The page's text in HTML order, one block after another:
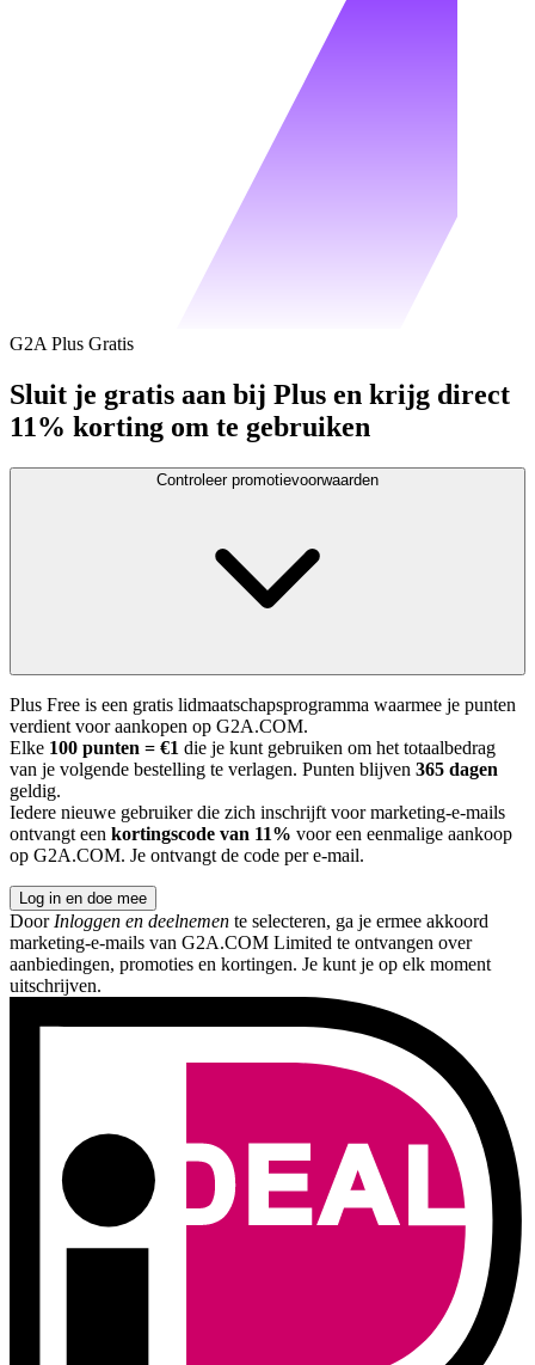
G2A Plus Gratis
Sluit je gratis aan bij Plus en krijg direct
11% korting om te gebruiken
Controleer promotievoorwaarden
Plus Free is een gratis lidmaatschapsprogramma waarmee je punten
verdient voor aankopen op G2A.COM.
Elke 100 punten = €1 die je kunt gebruiken om het totaalbedrag
van je volgende bestelling te verlagen. Punten blijven 365 dagen
geldig.
Iedere nieuwe gebruiker die zich inschrijft voor marketing-e-mails
ontvangt een kortingscode van 11% voor een eenmalige aankoop
op G2A.COM. Je ontvangt de code per e-mail.
Log in en doe mee
Door Inloggen en deelnemen te selecteren, ga je ermee akkoord
marketing-e-mails van G2A.COM Limited te ontvangen over
aanbiedingen, promoties en kortingen. Je kunt je op elk moment
uitschrijven.